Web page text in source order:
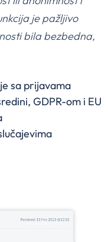
je pažljivo
bila bezbedna,
sa prijavama
GDPR-om i EU